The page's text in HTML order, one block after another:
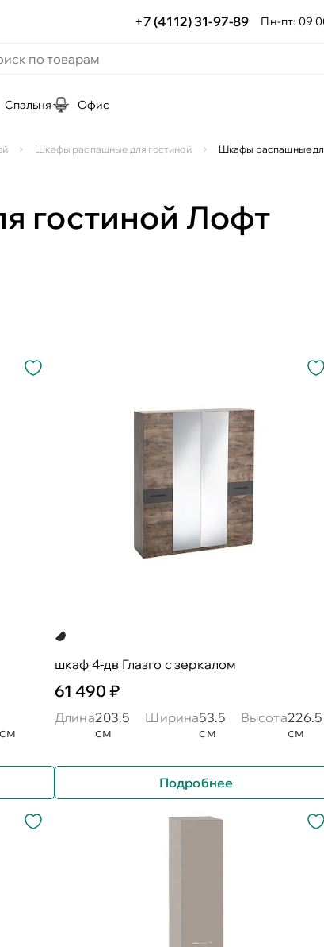
+7 (4112) 31-97-89 Пн-пт:
Спальня Офис
Шкафы распашные для гостиной Шкафы распашные
гостиной Лофт
шкаф 4-дв Глазго с зеркалом
61 490 ₽
Длина203.5
см
Ширина53.5
см
Высота226.5
см
Подробнее